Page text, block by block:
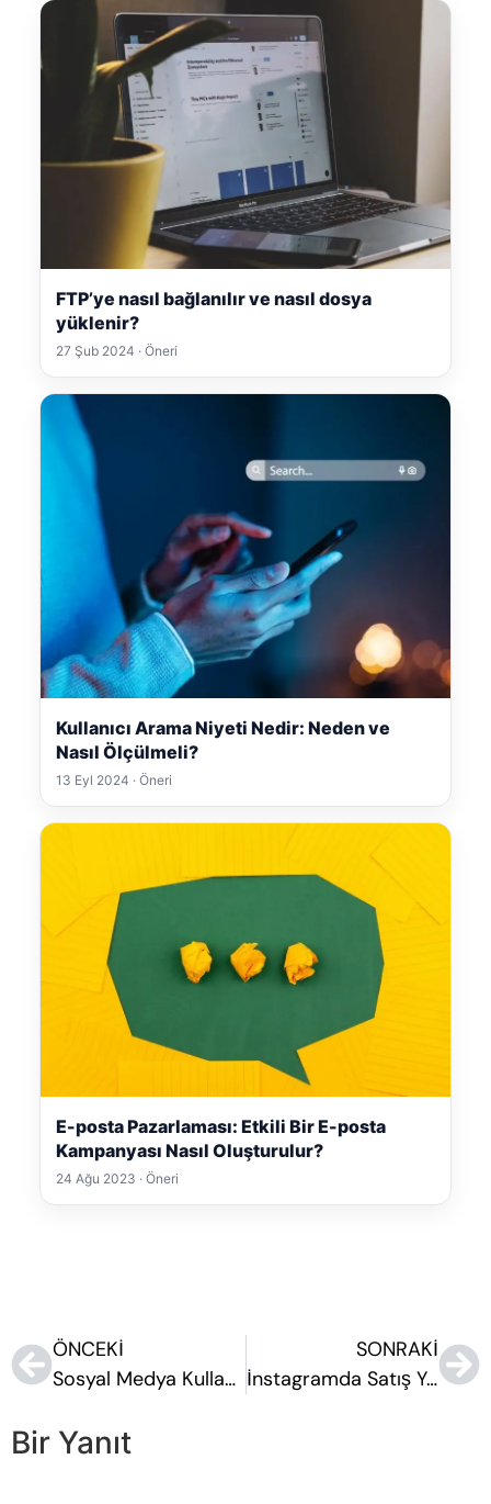
FTP’ye nasıl bağlanılır ve nasıl dosya
yüklenir?
27 Şub 2024 · Öneri
Kullanıcı Arama Niyeti Nedir: Neden ve
Nasıl Ölçülmeli?
13 Eyl 2024 · Öneri
E-posta Pazarlaması: Etkili Bir E-posta
Kampanyası Nasıl Oluşturulur?
24 Ağu 2023 · Öneri
ÖNCEKI
Sosyal Medya Kullanım Amaçları Nelerdir
SONRAKI
İnstagramda Satış Yapmak İçin 10 ipucu
Bir Yanıt